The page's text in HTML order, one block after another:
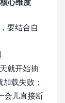
要结合自
就开始抽
载失败；
会儿直接断